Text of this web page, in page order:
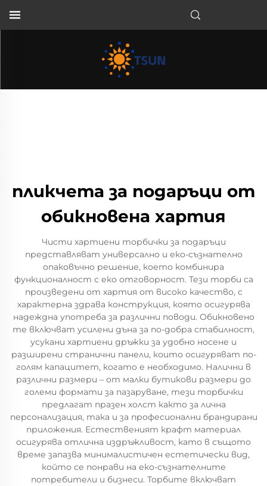
пликчета за подаръци от
обикновена хартия
Чисти хартиени торбички за подаръци
представляват универсално и еко-съзнателно
опаковъчно решение, което комбинира
функционалност с еко отговорност. Тези торби са
произведени от хартия от високо качество, с
характерна здрава конструкция, която осигурява
надеждна употреба за различни поводи. Обикновено
те включват усилени дъна за по-добра стабилност,
усукани хартиени дръжки за удобно носене и
разширени странични панели, които осигуряват по-
голям капацитет, когато е необходимо. Налични в
различни размери – от малки бутикови размери до
големи формати за пазаруване, тези торбички
предлагат празен холст както за лична
персонализация, така и за професионални брандирани
приложения. Естественият крафт материал
осигурява отлична издръжливост, като в същото
време запазва минималистичен естетически вид,
който се понрави на еко-съзнателните
потребители и бизнеси. Торбите включват